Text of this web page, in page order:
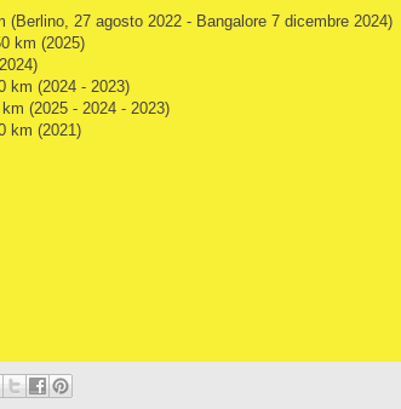
27 agosto 2022 - Bangalore 7 dicembre 2024)
km (2025)
km (2024 - 2023)
(2025 - 2024 - 2023)
km (2021)